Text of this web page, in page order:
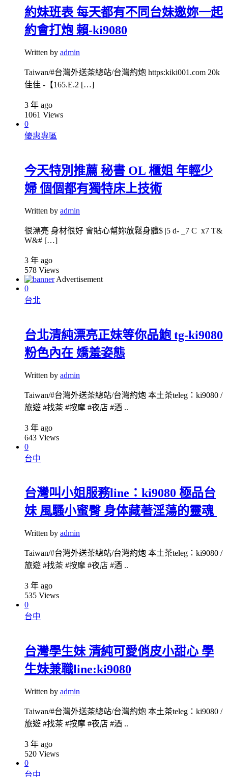
約妹班表 每天都有不同台妹邀妳一起
約會打炮 賴-ki9080
Written by admin
Taiwan/#台灣外送茶總站/台灣約炮 https:kiki001.com 20k
佳佳 -【165.E.2 […]
3 年 ago
1061 Views
0
優惠專區
今天特別推薦 秘書 OL 櫃姐 年輕少
婦 個個都有獨特床上技術
Written by admin
很漂亮 身材很好 會貼心幫妳放鬆身體$ |5 d- _7 C x7 T&
W&# […]
3 年 ago
578 Views
Advertisement
0
台北
台北清純漂亮正妹等你品鮑 tg-ki9080
粉色內在 嬌羞姿態
Written by admin
Taiwan/#台灣外送茶總站/台灣約炮 本土茶teleg：ki9080 /
旅遊 #找茶 #按摩 #夜店 #酒 ..
3 年 ago
643 Views
0
台中
台灣叫小姐服務line：ki9080 極品台
妹 風騷小蜜臀 身体藏著淫蕩的靈魂
Written by admin
Taiwan/#台灣外送茶總站/台灣約炮 本土茶teleg：ki9080 /
旅遊 #找茶 #按摩 #夜店 #酒 ..
3 年 ago
535 Views
0
台中
台灣學生妹 清純可愛俏皮小甜心 學
生妹兼職line:ki9080
Written by admin
Taiwan/#台灣外送茶總站/台灣約炮 本土茶teleg：ki9080 /
旅遊 #找茶 #按摩 #夜店 #酒 ..
3 年 ago
520 Views
0
台中